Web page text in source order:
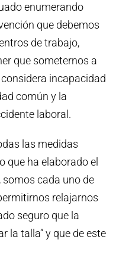
enumerando
que debemos
de trabajo,
que someternos a
incapacidad
común y la
laboral.
las medidas
que ha elaborado el
cada uno de
relajarnos
seguro que la
la talla” y que de este